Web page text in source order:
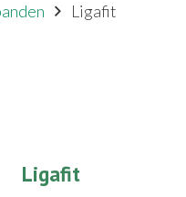
Ligafit
Ligafit